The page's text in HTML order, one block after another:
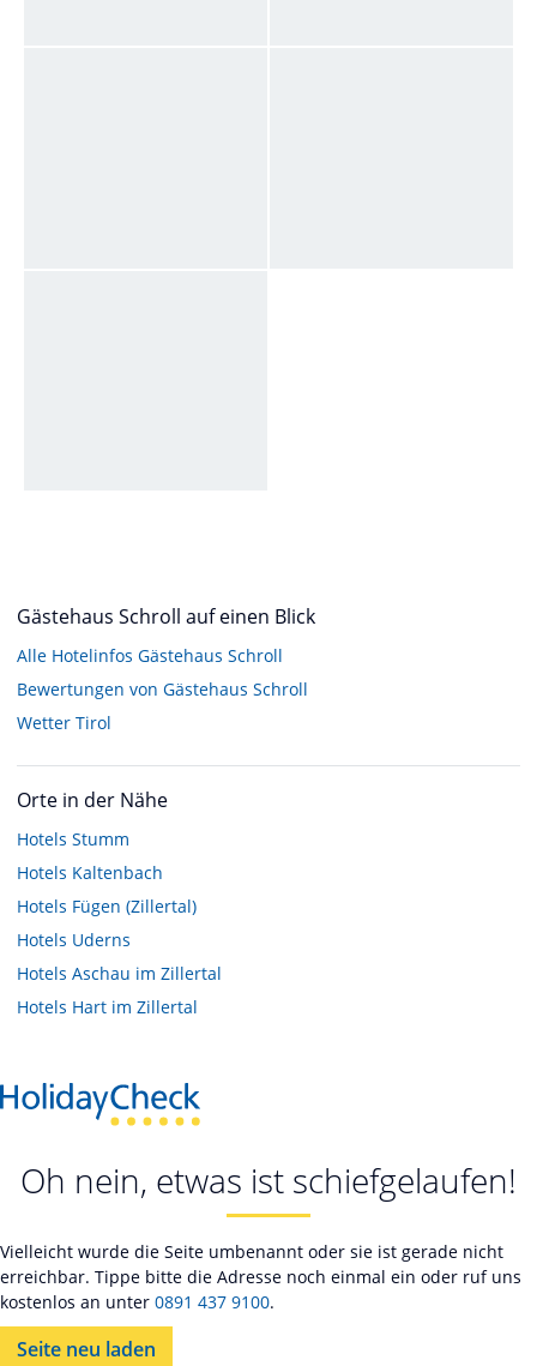
Gästehaus Schroll auf einen Blick
Alle Hotelinfos Gästehaus Schroll
Bewertungen von Gästehaus Schroll
Wetter Tirol
Orte in der Nähe
Hotels Stumm
Hotels Kaltenbach
Hotels Fügen (Zillertal)
Hotels Uderns
Hotels Aschau im Zillertal
Hotels Hart im Zillertal
Oh nein, etwas ist schiefgelaufen!
Vielleicht wurde die Seite umbenannt oder sie ist gerade nicht
erreichbar. Tippe bitte die Adresse noch einmal ein oder ruf uns
kostenlos an unter 0891 437 9100.
Seite neu laden